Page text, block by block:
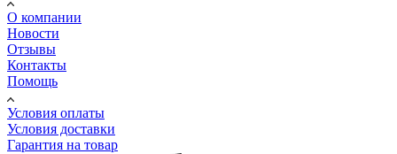
О компании
Новости
Отзывы
Контакты
Помощь
Условия оплаты
Условия доставки
Гарантия на товар